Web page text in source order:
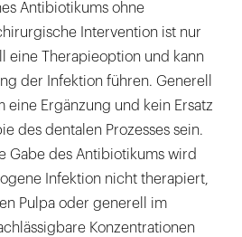
Antibiotikums ohne
Intervention ist nur
eine Therapieoption und kann
der Infektion führen. Generell
eine Ergänzung und kein Ersatz
des dentalen Prozesses sein.
Gabe des Antibiotikums wird
Infektion nicht therapiert,
Pulpa oder generell im
Konzentrationen